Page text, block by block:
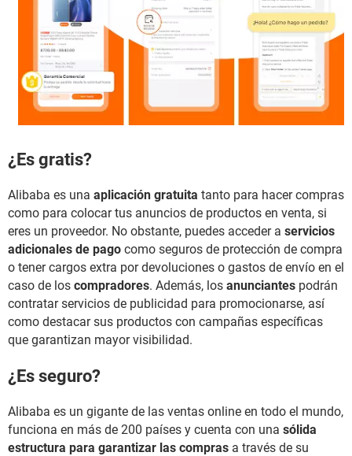
¿Es gratis?
Alibaba es una aplicación gratuita tanto para hacer compras
como para colocar tus anuncios de productos en venta, si
eres un proveedor. No obstante, puedes acceder a servicios
adicionales de pago como seguros de protección de compra
o tener cargos extra por devoluciones o gastos de envío en el
caso de los compradores. Además, los anunciantes podrán
contratar servicios de publicidad para promocionarse, así
como destacar sus productos con campañas específicas
que garantizan mayor visibilidad.
¿Es seguro?
Alibaba es un gigante de las ventas online en todo el mundo,
funciona en más de 200 países y cuenta con una sólida
estructura para garantizar las compras a través de su